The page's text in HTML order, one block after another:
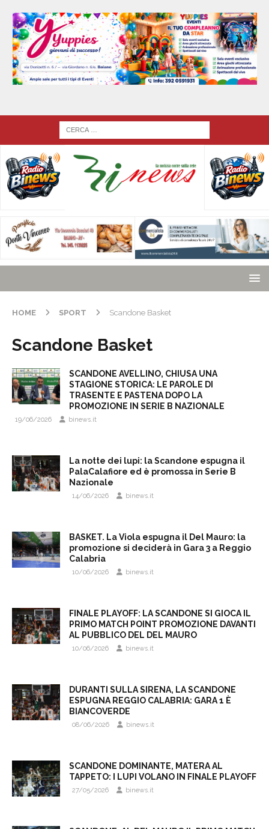
HOME SPORT Scandone Basket
Scandone Basket
SCANDONE AVELLINO, CHIUSA UNA
STAGIONE STORICA: LE PAROLE DI
TRASENTE E PASTENA DOPO LA
PROMOZIONE IN SERIE B NAZIONALE
19/06/2026 binews.it
La notte dei lupi: la Scandone espugna il
PalaCalafiore ed è promossa in Serie B
Nazionale
14/06/2026 binews.it
BASKET. La Viola espugna il Del Mauro: la
promozione si deciderà in Gara 3 a Reggio
Calabria
10/06/2026 binews.it
FINALE PLAYOFF: LA SCANDONE SI GIOCA IL
PRIMO MATCH POINT PROMOZIONE DAVANTI
AL PUBBLICO DEL DEL MAURO
10/06/2026 binews.it
DURANTI SULLA SIRENA, LA SCANDONE
ESPUGNA REGGIO CALABRIA: GARA 1 È
BIANCOVERDE
08/06/2026 binews.it
SCANDONE DOMINANTE, MATERA AL
TAPPETO: I LUPI VOLANO IN FINALE PLAYOFF
27/05/2026 binews.it